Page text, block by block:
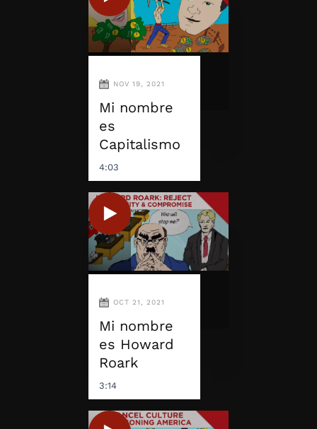
NOV 19, 2021
Mi nombre
es
Capitalismo
4:03
OCT 21, 2021
Mi nombre
es Howard
Roark
3:14